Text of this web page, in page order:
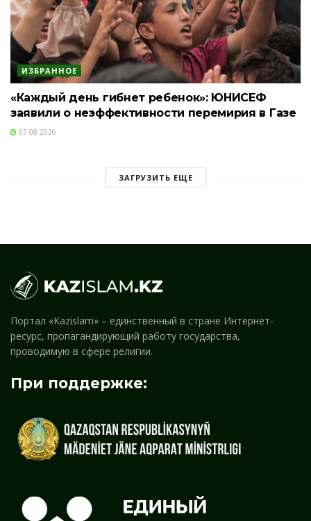
ИЗБРАННОЕ
«Каждый день гибнет ребенок»: ЮНИСЕФ
заявили о неэффективности перемирия в Газе
07.08.2026
ЗАГРУЗИТЬ ЕЩЕ
Портал «Kazislam» – единственный в стране Интернет-
ресурс, пропагандирующий работу государства,
проводимую в сфере религии.
При поддержке: